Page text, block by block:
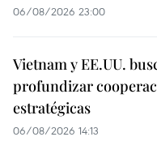
06/08/2026 23:00
Vietnam y EE.UU.
profundizar
estratégicas
06/08/2026 14:13